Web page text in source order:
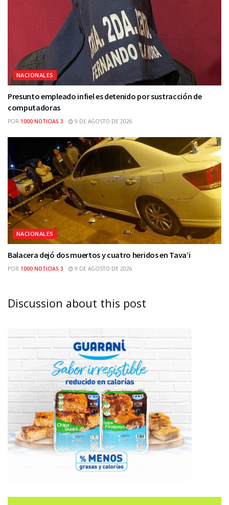
NACIONALES
Presunto empleado infiel es detenido por sustracción de
computadoras
POR 1000 NOTICIAS 3 9 DE AGOSTO DE 2026
NACIONALES
Balacera dejó dos muertos y cuatro heridos en Tava’i
POR 1000 NOTICIAS 3 9 DE AGOSTO DE 2026
Discussion about this post